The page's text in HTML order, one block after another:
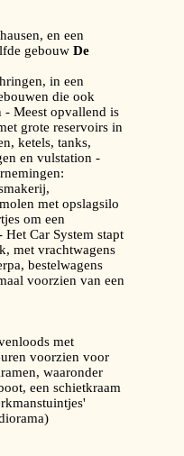
en een
gebouw De
in een
die ook
Meest opvallend is
grote reservoirs in
ketels, tanks,
en vulstation -
met opslagsilo
om een
Car System stapt
met vrachtwagens
bestelwagens
voorzien van een
met
voorzien voor
waaronder
een schietkraam